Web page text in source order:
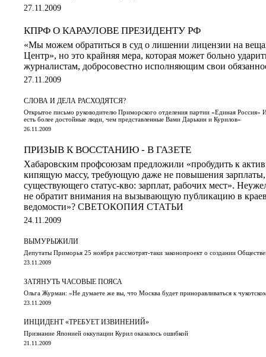
27.11.2009
КПРФ О КАРАУЛОВЕ ПРЕЗИДЕНТУ РФ
«Мы можем обратиться в суд о лишении лицензии на
Центр», но это крайняя мера, которая может больно
журналистам, добросовестно исполняющим свои
27.11.2009
СЛОВА И ДЕЛА РАСХОДЯТСЯ?
Открытое письмо руководителю Приморского отделения партии «Единая
есть более достойные люди, чем представленные Вами Дарькин и Курилов»
26.11.2009
ПРИЗЫВ К ВОССТАНИЮ - В ГАЗЕТЕ
Хабаровским профсоюзам предложили «пробудить к
кипящую массу, требующую даже не повышения зарплаты,
существующего статус-кво: зарплат, рабочих мест».
не обратит внимания на вызывающую публикацию в
ведомости»? СВЕТОКОПИЯ СТАТЬИ
24.11.2009
ВЫМУРЫЖИЛИ
Депутаты Приморья 25 ноября рассмотрят-таки законопроект о создании
23.11.2009
ЗАТЯНУТЬ ЧАСОВЫЕ ПОЯСА
Ольга Журман: «Не думаете же вы, что Москва будет приноравливаться к
23.11.2009
ИНЦИДЕНТ «ТРЕБУЕТ ИЗВИНЕНИЙ»
Признание Японией оккупации Курил оказалось ошибкой
21.11.2009